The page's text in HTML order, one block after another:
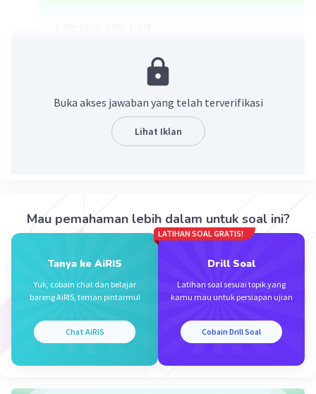
2.05 (4)
1 3⁄8 = 1, 375 (2)
Urutan dari terkecil ke terbesar adalah
Buka akses jawaban yang telah terverifikasi
Lihat Iklan
Mau pemahaman lebih dalam untuk soal ini?
Tanya ke AiRIS
Yuk, cobain chat dan belajar
bareng AiRIS, teman pintarmu!
Chat AiRIS
LATIHAN SOAL GRATIS!
Drill Soal
Latihan soal sesuai topik yang
kamu mau untuk persiapan ujian
Cobain Drill Soal